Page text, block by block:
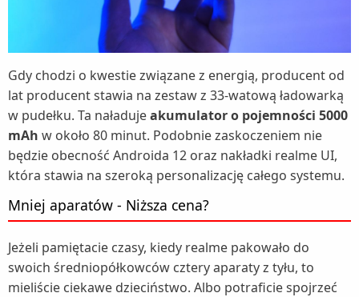
Gdy chodzi o kwestie związane z energią, producent od
lat producent stawia na zestaw z 33-watową ładowarką
w pudełku. Ta naładujeakumulator o pojemności 5000
mAh w około 80 minut. Podobnie zaskoczeniem nie
będzie obecność Androida 12 oraz nakładki realme UI,
która stawia na szeroką personalizację całego systemu.
Mniej aparatów - Niższa cena?
Jeżeli pamiętacie czasy, kiedy realme pakowało do
swoich średniopółkowców cztery aparaty z tyłu, to
mieliście ciekawe dzieciństwo. Albo potraficie spojrzeć